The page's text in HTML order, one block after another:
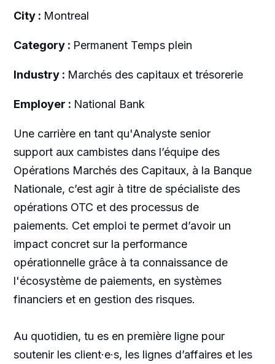
City : Montreal
Category : Permanent Temps plein
Industry : Marchés des capitaux et trésorerie
Employer : National Bank
Une carrière en tant qu'Analyste senior
support aux cambistes dans l’équipe des
Opérations Marchés des Capitaux, à la Banque
Nationale, c’est agir à titre de spécialiste des
opérations OTC et des processus de
paiements. Cet emploi te permet d’avoir un
impact concret sur la performance
opérationnelle grâce à ta connaissance de
l'écosystème de paiements, en systèmes
financiers et en gestion des risques.
Au quotidien, tu es en première ligne pour
soutenir les client·e·s, les lignes d’affaires et les